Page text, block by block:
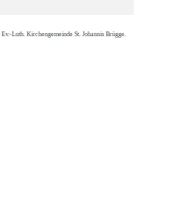
Luth. Kirchengemeinde St. Johannis Brügge.